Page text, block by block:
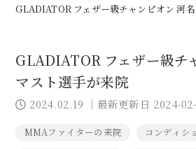
GLADIATOR フェザー級チャンピオン 河
GLADIATOR フェザー級チ
マスト選手が来院
2024.02.19 ｜最新更新日 2024-
MMAファイターの来院
コンディシ